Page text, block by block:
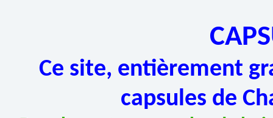
Ce site, entièrement
capsules de